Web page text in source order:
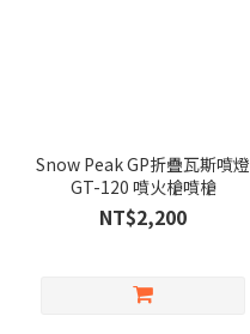
Snow Peak GP折疊瓦斯噴燈
GT-120 噴火槍噴槍
NT$2,200